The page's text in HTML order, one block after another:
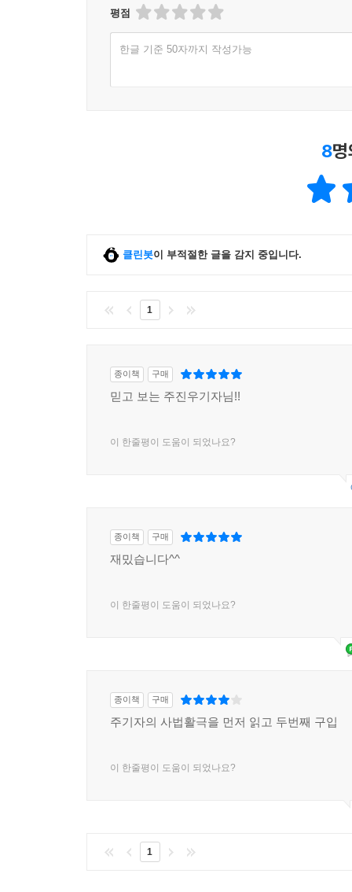
평점
한글 기준 50자까지 작성가능
8
클린봇이 부적절한 글을 감지 중입니다.
1
종이책 구매
믿고 보는 주진우기자님!!
이 한줄평이 도움이 되었나요?
종이책 구매
재밌습니다^^
이 한줄평이 도움이 되었나요?
종이책 구매
주기자의 사법활극을 먼저 읽고 두번째 구입
이 한줄평이 도움이 되었나요?
1